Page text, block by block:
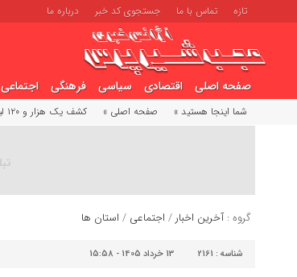
تازه تماس با ما جستجوی کد خبر درباره ما
صفحه اصلی اقتصادی سیاسی فرهنگی اجتماعی
شما اینجا هستید » صفحه اصلی » کشف یک هزار و ۱۲۰ لیتر مواد شوینده تقلبی در تبریز
گروه :آخرین اخبار / اجتماعی / استان ها
شناسه : 2161 13 خرداد 1405 - 15:58